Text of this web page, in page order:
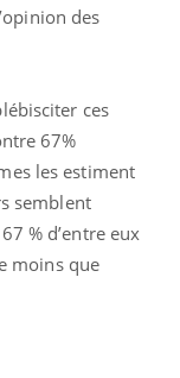
des
ces
67%
les estiment
semblent
% d’entre eux
moins que